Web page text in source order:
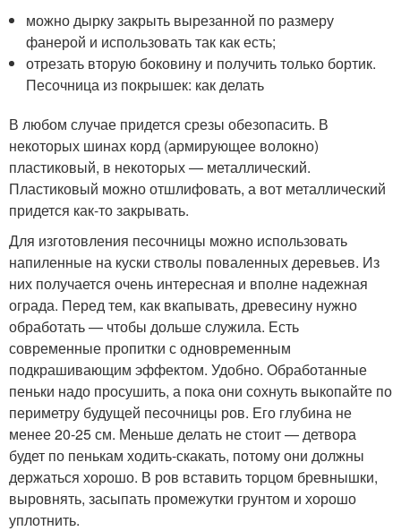
можно дырку закрыть вырезанной по размеру
фанерой и использовать так как есть;
отрезать вторую боковину и получить только бортик.
Песочница из покрышек: как делать
В любом случае придется срезы обезопасить. В
некоторых шинах корд (армирующее волокно)
пластиковый, в некоторых — металлический.
Пластиковый можно отшлифовать, а вот металлический
придется как-то закрывать.
Для изготовления песочницы можно использовать
напиленные на куски стволы поваленных деревьев. Из
них получается очень интересная и вполне надежная
ограда. Перед тем, как вкапывать, древесину нужно
обработать — чтобы дольше служила. Есть
современные пропитки с одновременным
подкрашивающим эффектом. Удобно. Обработанные
пеньки надо просушить, а пока они сохнуть выкопайте по
периметру будущей песочницы ров. Его глубина не
менее 20-25 см. Меньше делать не стоит — детвора
будет по пенькам ходить-скакать, потому они должны
держаться хорошо. В ров вставить торцом бревнышки,
выровнять, засыпать промежутки грунтом и хорошо
уплотнить.